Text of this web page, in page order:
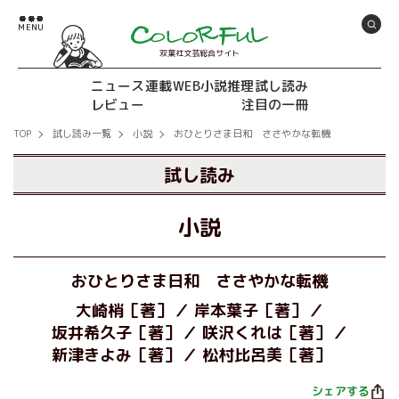
双葉社文芸総合サイト
ニュース連載WEB小説推理試し読み
レビュー
注目の一冊
TOP 試し読み一覧 小説 おひとりさま日和 ささやかな転機
試し読み
小説
おひとりさま日和 ささやかな転機
大崎梢［著］
岸本葉子［著］
坂井希久子［著］
咲沢くれは［著］
新津きよみ［著］
松村比呂美［著］
シェアする